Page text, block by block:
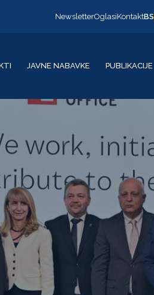
NewsletterOglasiKontaktBS
JAVNE NABAVKE PUBLIKACIJE